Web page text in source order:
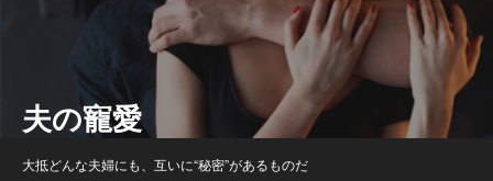
夫の寵愛
大抵どんな夫婦にも、互いに“秘密”があるものだ